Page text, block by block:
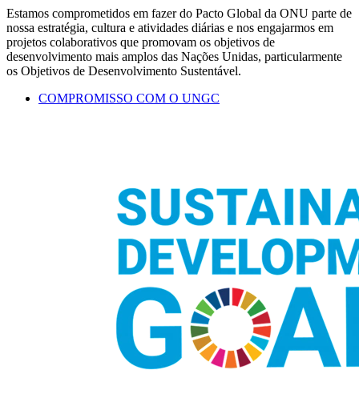
Estamos comprometidos em fazer do Pacto Global da ONU parte de
nossa estratégia, cultura e atividades diárias e nos engajarmos em
projetos colaborativos que promovam os objetivos de
desenvolvimento mais amplos das Nações Unidas, particularmente
os Objetivos de Desenvolvimento Sustentável.
COMPROMISSO COM O UNGC